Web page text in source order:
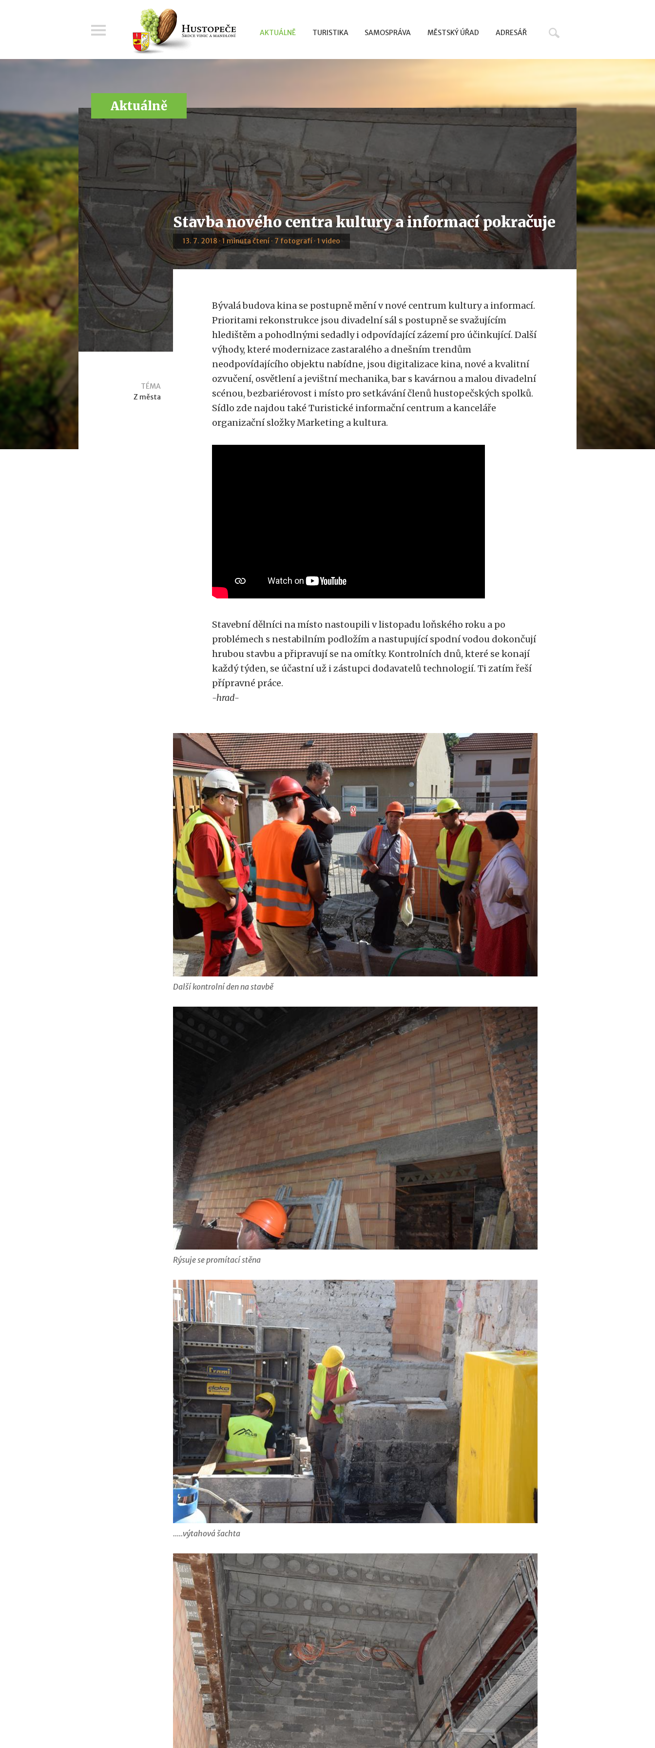
AKTUÁLNĚ TURISTIKA SAMOSPRÁVA MĚSTSKÝ ÚŘAD ADRESÁŘ
Aktuálně
Stavba nového centra kultury a informací pokračuje
13. 7. 2018 · 1 minuta čtení · 7 fotografí · 1 video
TÉMA
Z města
Bývalá budova kina se postupně mění v nové centrum kultury a informací.
Prioritami rekonstrukce jsou divadelní sál s postupně se svažujícím
hledištěm a pohodlnými sedadly i odpovídající zázemí pro účinkující. Další
výhody, které modernizace zastaralého a dnešním trendům
neodpovídajícího objektu nabídne, jsou digitalizace kina, nové a kvalitní
ozvučení, osvětlení a jevištní mechanika, bar s kavárnou a malou divadelní
scénou, bezbariérovost i místo pro setkávání členů hustopečských spolků.
Sídlo zde najdou také Turistické informační centrum a kanceláře
organizační složky Marketing a kultura.
Stavební dělníci na místo nastoupili v listopadu loňského roku a po
problémech s nestabilním podložím a nastupující spodní vodou dokončují
hrubou stavbu a připravují se na omítky. Kontrolních dnů, které se konají
každý týden, se účastní už i zástupci dodavatelů technologií. Ti zatím řeší
přípravné práce.
-hrad-
Další kontrolní den na stavbě
Rýsuje se promítací stěna
.....výtahová šachta